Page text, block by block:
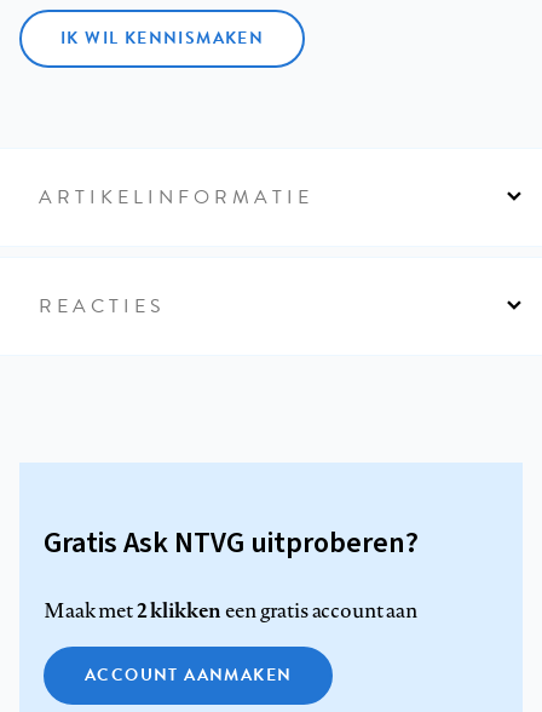
IK WIL KENNISMAKEN
ARTIKELINFORMATIE
REACTIES
Gratis Ask NTVG uitproberen?
Maak met2 klikkeneen gratis account aan
ACCOUNT AANMAKEN